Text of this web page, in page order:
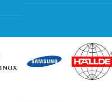
Subsidie regeling EIA 2020